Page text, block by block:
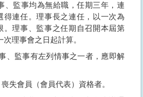
、監事均為無給職，任期三年，連
得連任。理事長之連任，以一次為
。理事、監事之任期自召開本屆第
次理事會之日起計算。
、監事有左列情事之一者，應即解
失會員（會員代表）資格者。